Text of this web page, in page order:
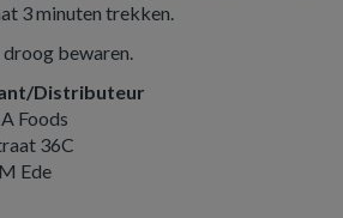
3 minuten trekken.
droog bewaren.
Distributeur
Foods
36C
Ede